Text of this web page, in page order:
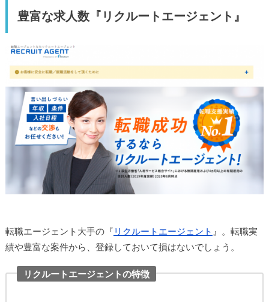
豊富な求人数『リクルートエージェント』
転職エージェント大手の『 リクルートエージェント 』。転職実
績や豊富な案件から、登録しておいて損はないでしょう。
リクルートエージェントの特徴